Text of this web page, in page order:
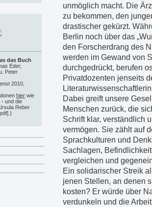
unmöglich macht. Die
zu bekommen, den
drastischer gekürzt.
Berlin noch über das
den Forscherdrang des
werden im Gewand von
durchgedrückt, berufen
Privatdozenten jenseits
Dabei greift unsere
Menschen zurück, die
Schrift klar, verständlich
vermögen. Sie zählt auf
Sprachkulturen und
Sachlagen,
vergleichen und
Ein solidarischer Streik
jenen Stellen, an denen
kosten? Er würde über
verdunkeln und die
das Buch
Eder,
Peter
2010,
hier wie
- und die
Reber